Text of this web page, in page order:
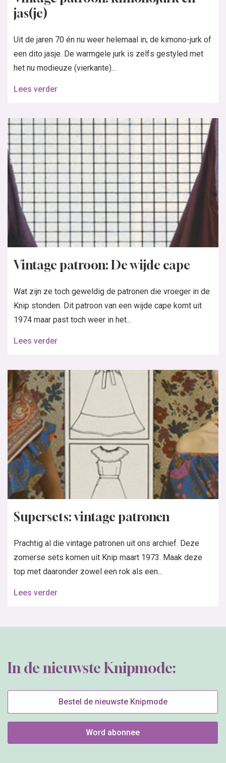
jas(je)
Uit de jaren 70 én nu weer helemaal in; de kimono-jurk of
een dito jasje. De warmgele jurk is zelfs gestyled met
het nu modieuze (vierkante)...
Lees verder
Vintage patroon: De wijde cape
Wat zijn ze toch geweldig de patronen die vroeger in de
Knip stonden. Dit patroon van een wijde cape komt uit
1974 maar past toch weer in het...
Lees verder
Supersets: vintage patronen
Prachtig al die vintage patronen uit ons archief. Deze
zomerse sets komen uit Knip maart 1973. Maak deze
top met daaronder zowel een rok als een...
Lees verder
In de nieuwste Knipmode:
Bestel de nieuwste Knipmode
Word abonnee